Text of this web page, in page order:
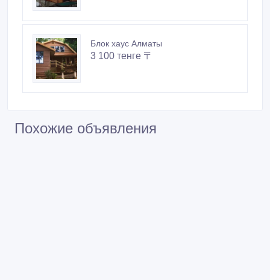
Блок хаус Алматы
3 100 тенге 〒
Похожие объявления